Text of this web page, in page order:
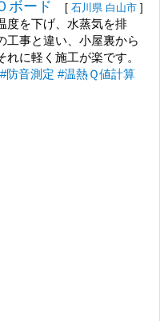
ボード [ 石川県 白山市 ]
度を下げ、水蒸気を排
工事と違い、小屋裏から
に軽く施工が楽です。
#防音測定 #温熱Ｑ値計算